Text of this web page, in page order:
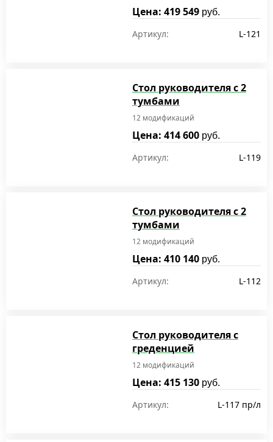
Цена: 419 549 руб.
Артикул: L-121
Стол руководителя с 2
тумбами
12 модификаций
Цена: 414 600 руб.
Артикул: L-119
Стол руководителя с 2
тумбами
12 модификаций
Цена: 410 140 руб.
Артикул: L-112
Стол руководителя с
греденцией
12 модификаций
Цена: 415 130 руб.
Артикул: L-117 пр/л